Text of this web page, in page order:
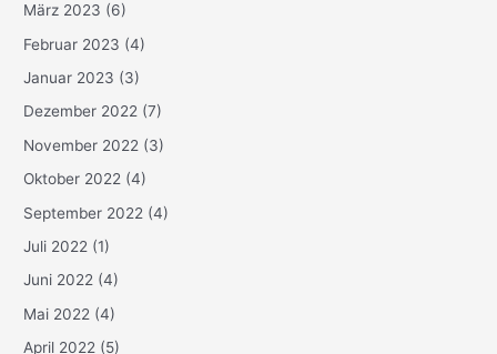
März 2023 (6)
Februar 2023 (4)
Januar 2023 (3)
Dezember 2022 (7)
November 2022 (3)
Oktober 2022 (4)
September 2022 (4)
Juli 2022 (1)
Juni 2022 (4)
Mai 2022 (4)
April 2022 (5)